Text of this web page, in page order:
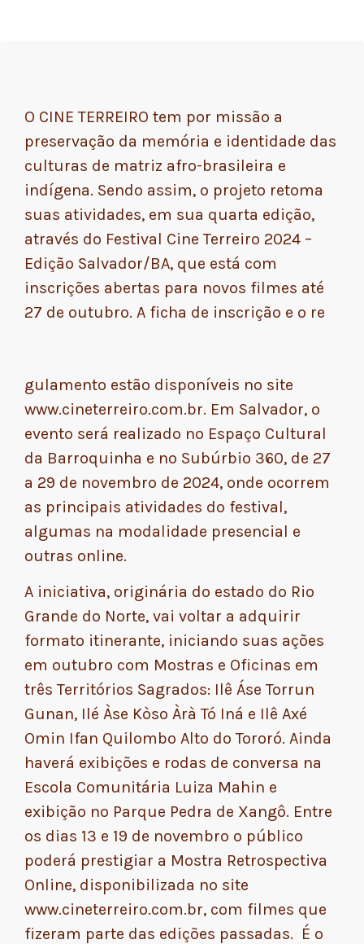
O CINE TERREIRO tem por missão a
preservação da memória e identidade das
culturas de matriz afro-brasileira e
indígena. Sendo assim, o projeto retoma
suas atividades, em sua quarta edição,
através do Festival Cine Terreiro 2024 –
Edição Salvador/BA, que está com
inscrições abertas para novos filmes até
27 de outubro. A ficha de inscrição e o re
gulamento estão disponíveis no site
www.cineterreiro.com.br. Em Salvador, o
evento será realizado no Espaço Cultural
da Barroquinha e no Subúrbio 360, de 27
a 29 de novembro de 2024, onde ocorrem
as principais atividades do festival,
algumas na modalidade presencial e
outras online.
A iniciativa, originária do estado do Rio
Grande do Norte, vai voltar a adquirir
formato itinerante, iniciando suas ações
em outubro com Mostras e Oficinas em
três Territórios Sagrados: Ilê Áse Torrun
Gunan, Ilé Àse Kòso Àrà Tó Iná e Ilê Axé
Omin Ifan Quilombo Alto do Tororó. Ainda
haverá exibições e rodas de conversa na
Escola Comunitária Luiza Mahin e
exibição no Parque Pedra de Xangô. Entre
os dias 13 e 19 de novembro o público
poderá prestigiar a Mostra Retrospectiva
Online, disponibilizada no site
www.cineterreiro.com.br, com filmes que
fizeram parte das edições passadas. É o